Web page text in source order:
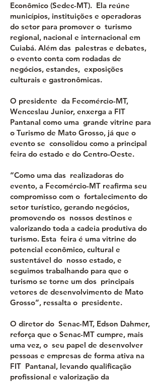
Econômico (Sedec-MT). Ela reúne
municípios, instituições e operadoras
do setor para promover o turismo
regional, nacional e internacional em
Cuiabá. Além das palestras e debates,
o evento conta com rodadas de
negócios, estandes, exposições
culturais e gastronômicas.
O presidente da Fecomércio-MT,
Wenceslau Junior, enxerga a FIT
Pantanal como uma grande vitrine para
o Turismo de Mato Grosso, já que o
evento se consolidou como a principal
feira do estado e do Centro-Oeste.
“Como uma das realizadoras do
evento, a Fecomércio-MT reafirma seu
compromisso com o fortalecimento do
setor turístico, gerando negócios,
promovendo os nossos destinos e
valorizando toda a cadeia produtiva do
turismo. Esta feira é uma vitrine do
potencial econômico, cultural e
sustentável do nosso estado, e
seguimos trabalhando para que o
turismo se torne um dos principais
vetores de desenvolvimento de Mato
Grosso”, ressalta o presidente.
O diretor do Senac-MT, Edson Dahmer,
reforça que o Senac-MT cumpre, mais
uma vez, o seu papel de desenvolver
pessoas e empresas de forma ativa na
FIT Pantanal, levando qualificação
profissional e valorização da